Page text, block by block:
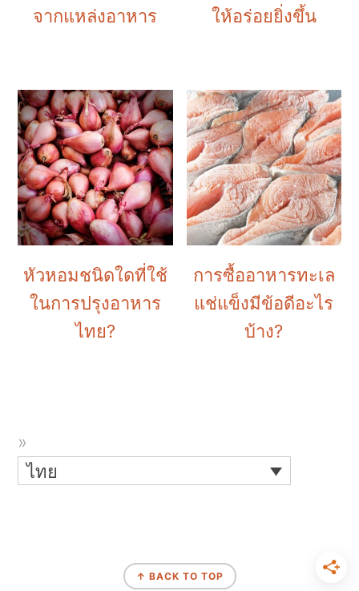
จากแหล่งอาหาร
ให้อร่อยยิ่งขึ้น
หัวหอมชนิดใดที่ใช้
ในการปรุงอาหาร
ไทย?
การซื้ออาหารทะเล
แช่แข็งมีข้อดีอะไร
บ้าง?
ไทย
↑ BACK TO TOP